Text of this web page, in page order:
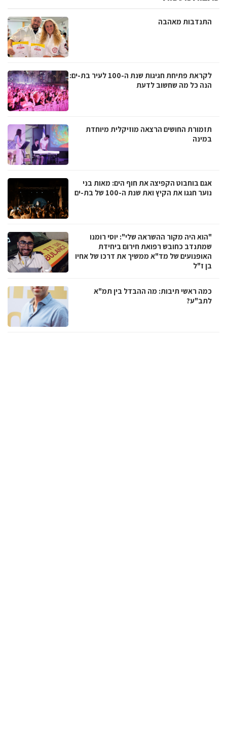
התנדבות מאהבה
לקראת פתיחת חגיגות שנת ה-100 לעיר בת-ים:
הנה כל מה שחשוב לדעת
תזמורת החושים הרצאה מוזיקלית מיוחדת
במינה
אגם בוחבוט הקפיצה את חוף הים: מאות בני
נוער חגגו את הקיץ ואת שנת ה-100 של בת-ים
"הוא היה מקור ההשראה שלי": יוסי רומנו
שמתנדב כחובש רפואת חירום ביחידת
האופנועים של מד"א ממשיך את דרכו של אחיו
בן ז"ל
כמה ראשי תיבות: מה ההבדל בין תמ"א
לתב"ע?